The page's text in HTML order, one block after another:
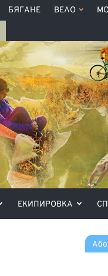
БЯГАНЕ ВЕЛО
ЕКИПИРОВКА